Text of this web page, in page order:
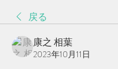
戻る
康之 相葉
2023年10月11日